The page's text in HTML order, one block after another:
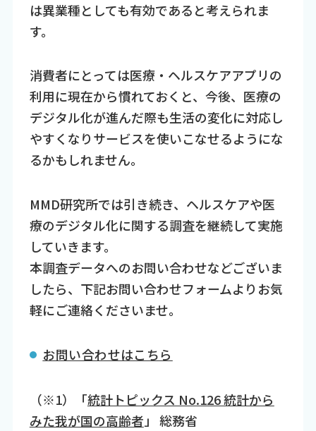
は異業種としても有効であると考えられま
す。
消費者にとっては医療・ヘルスケアアプリの
利用に現在から慣れておくと、今後、医療の
デジタル化が進んだ際も生活の変化に対応し
やすくなりサービスを使いこなせるようにな
るかもしれません。
MMD研究所では引き続き、ヘルスケアや医
療のデジタル化に関する調査を継続して実施
していきます。
本調査データへのお問い合わせなどございま
したら、下記お問い合わせフォームよりお気
軽にご連絡くださいませ。
お問い合わせはこちら
（※1）「統計トピックス No.126 統計から
みた我が国の高齢者」 総務省